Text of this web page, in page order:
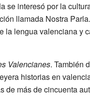
se interesó por la
llamada Nostra
la lengua valenciana y
Valencianes. También
historias en
de más de cincuenta